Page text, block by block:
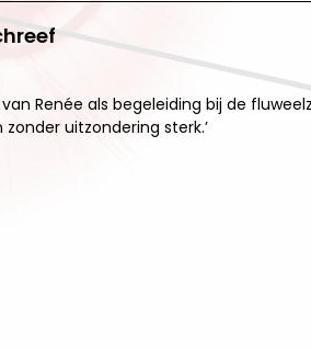
Renée als begeleiding bij de
uitzondering sterk.’